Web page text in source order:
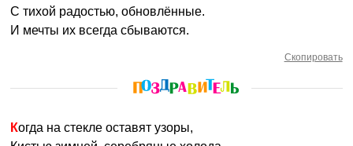
С тихой радостью, обновлённые.
И мечты их всегда сбываются.
Скопировать
Когда на стекле оставят узоры,